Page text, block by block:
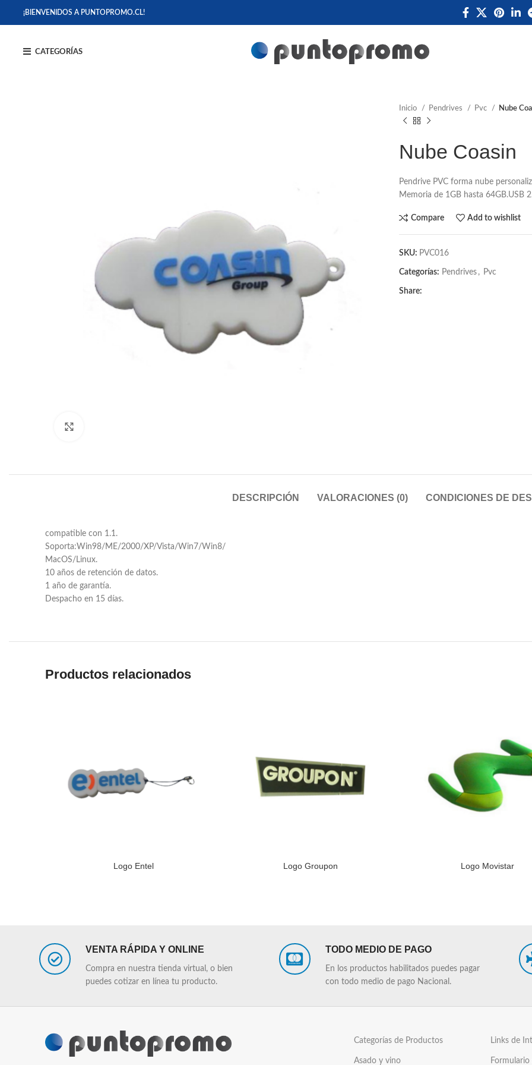
¡BIENVENIDOS A PUNTOPROMO.CL!
CATEGORÍAS
Inicio Pendrives Pvc Nube
Nube Coasin
Pendrive PVC forma nube
Memoria de 1GB hasta 64GB.USB
Compare Add to wishlist
SKU: PVC016
Categorías: Pendrives , Pvc
Share:
DESCRIPCIÓN VALORACIONES (0) CONDICIONES DE
compatible con 1.1.
Soporta:Win98/ME/2000/XP/Vista/Win7/Win8/
MacOS/Linux.
10 años de retención de datos.
1 año de garantía.
Despacho en 15 días.
Productos relacionados
Logo Entel Logo Groupon Logo Movistar
VENTA RÁPIDA Y ONLINE
Compra en nuestra tienda virtual, o bien
puedes cotizar en línea tu producto.
TODO MEDIO DE PAGO
En los productos habilitados puedes pagar
con todo medio de pago Nacional.
Categorías de Productos
Asado y vino
Links de